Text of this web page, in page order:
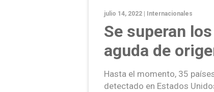
julio 14, 2022 | Internacionales
Se superan
aguda de
Hasta el momento, 35
detectado en Estados